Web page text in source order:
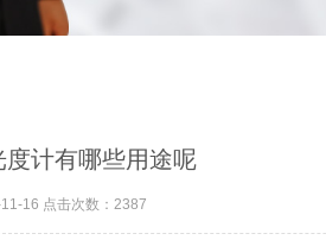
计有哪些用途呢
16 点击次数：2387